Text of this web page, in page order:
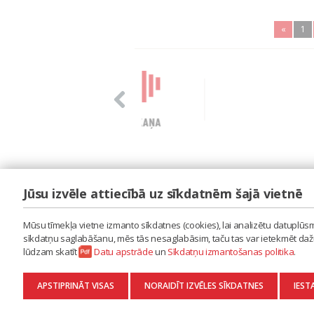
« 1
LAIPA
ES RADU MŪZIKU
AKTUALITĀTES
KONTAKTI
SĪKDATŅU IZMANTOŠANAS POLITIKA
DATU APSTRĀDE
Jūsu izvēle attiecībā uz sīkdatnēm šajā vietnē
Mūsu tīmekļa vietne izmanto sīkdatnes (cookies), lai analizētu
sīkdatņu saglabāšanu, mēs tās nesaglabāsim, taču tas var ietekmēt
lūdzam skatīt
Datu apstrādeun Sīkdatņu izmantošanas politika.
APSTIPRINĀT VISAS NORAIDĪT IZVĒLES SĪKDATNES